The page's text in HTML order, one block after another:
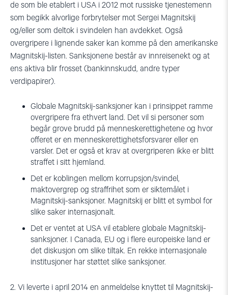
de som ble etablert i USA i 2012 mot russiske tjenestemenn
som begikk alvorlige forbrytelser mot Sergei Magnitskij
og/eller som deltok i svindelen han avdekket. Også
overgripere i lignende saker kan komme på den amerikanske
Magnitskij-listen. Sanksjonene består av innreisenekt og at
ens aktiva blir frosset (bankinnskudd, andre typer
verdipapirer).
Globale Magnitskij-sanksjoner kan i prinsippet ramme
overgripere fra ethvert land. Det vil si personer som
begår grove brudd på menneskerettighetene og hvor
offeret er en menneskerettighetsforsvarer eller en
varsler. Det er også et krav at overgriperen ikke er blitt
straffet i sitt hjemland.
Det er koblingen mellom korrupsjon/svindel,
maktovergrep og straffrihet som er siktemålet i
Magnitskij-sanksjoner. Magnitskij er blitt et symbol for
slike saker internasjonalt.
Det er ventet at USA vil etablere globale Magnitskij-
sanksjoner. I Canada, EU og i flere europeiske land er
det diskusjon om slike tiltak. En rekke internasjonale
institusjoner har støttet slike sanksjoner.
2. Vi leverte i april 2014 en anmeldelse knyttet til Magnitskij-